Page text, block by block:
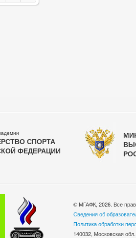
СПОРТА
ФЕДЕРАЦИИ
© МГАФК, 2026. Все
Сведения об
Политика обработки
140032, Московская